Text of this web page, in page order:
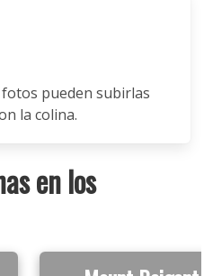
fotos pueden subirlas
la colina.
en los